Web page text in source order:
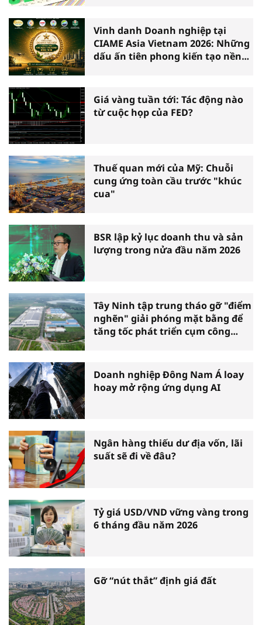
Vinh danh Doanh nghiệp tại
CIAME Asia Vietnam 2026: Những
dấu ấn tiên phong kiến tạo nền
Giá vàng tuần tới: Tác động nào
từ cuộc họp của FED?
Thuế quan mới của Mỹ: Chuỗi
cung ứng toàn cầu trước "khúc
cua"
BSR lập kỷ lục doanh thu và sản
lượng trong nửa đầu năm 2026
Tây Ninh tập trung tháo gỡ "điểm
nghẽn" giải phóng mặt bằng để
tăng tốc phát triển cụm công
Doanh nghiệp Đông Nam Á loay
hoay mở rộng ứng dụng AI
Ngân hàng thiếu dư địa vốn, lãi
suất sẽ đi về đâu?
Tỷ giá USD/VND vững vàng trong
6 tháng đầu năm 2026
Gỡ “nút thắt” định giá đất